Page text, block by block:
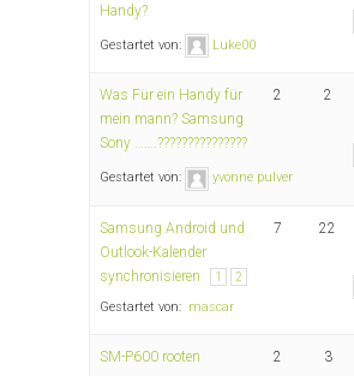
Handy?
Gestartet von: Luke00
Was Für ein Handy für
mein mann? Samsung
Sony …….???????????????
Gestartet von: yvonne pulver
2 2
Samsung Android und
Outlook-Kalender
synchronisieren
1 2
Gestartet von: mascar
7 22
SM-P600 rooten 2 3